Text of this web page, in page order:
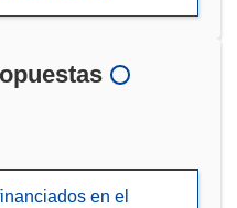
en el